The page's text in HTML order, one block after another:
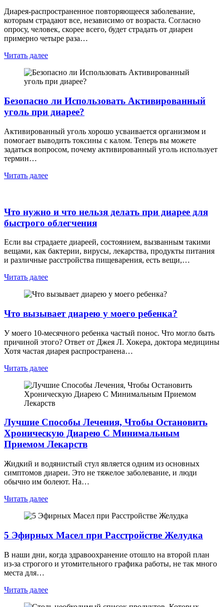
Диарея-распространенное повторяющееся заболевание,
которым страдают все, независимо от возраста. Согласно
опросу, человек, скорее всего, будет страдать от диареи
примерно четыре раза…
Читать далее
Безопасно ли Использовать Активированный
уголь при диарее?
Активированный уголь хорошо усваивается организмом и
помогает выводить токсины с калом. Теперь вы можете
задаться вопросом, почему активированный уголь использует
термин…
Читать далее
Что нужно и что нельзя делать при диарее для
быстрого облегчения
Если вы страдаете диареей, состоянием, вызванным такими
вещами, как бактерии, вирусы, лекарства, продукты питания
и различные расстройства пищеварения, есть вещи,…
Читать далее
Что вызывает диарею у моего ребенка?
У моего 10-месячного ребенка частый понос. Что могло быть
причиной этого? Ответ от Джея Л. Хокера, доктора медицины
Хотя частая диарея распространена…
Читать далее
Лучшие Способы Лечения, Чтобы Остановить
Хроническую Диарею С Минимальным
Приемом Лекарств
Жидкий и водянистый стул является одним из основных
симптомов диареи. Это не тяжелое заболевание, и люди
обычно им болеют. На…
Читать далее
5 Эфирных Масел при Расстройстве Желудка
В наши дни, когда здравоохранение отошло на второй план
из-за строгого и утомительного графика работы, не так много
места для…
Читать далее